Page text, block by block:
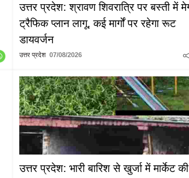
उत्तर प्रदेश: श्रावण शिवरात्रि पर बस्ती में
ट्रैफिक प्लान लागू, कई मार्गों पर रहेगा रूट
डायवर्जन
उत्तर प्रदेश 07/08/2026
उत्तर प्रदेश: भारी बारिश से खुर्जा में मार्केट की